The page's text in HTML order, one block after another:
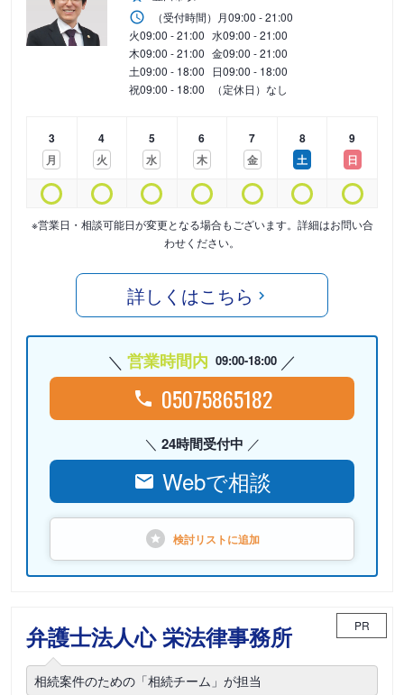
（受付時間） 月09:00 - 21:00
火09:00 - 21:00 水09:00 - 21:00
木09:00 - 21:00 金09:00 - 21:00
土09:00 - 18:00 日09:00 - 18:00
祝09:00 - 18:00 （定休日）なし
3
月
4
火
5
水
6
木
7
金
8
土
9
日
※営業日・相談可能日が変更となる場合もございます。詳細はお問い合
わせください。
詳しくはこちら
営業時間内 09:00-18:00
05075865182
24時間受付中
Webで相談
検討リストに追加
弁護士法人心 栄法律事務所 PR
相続案件のための「相続チーム」が担当